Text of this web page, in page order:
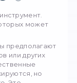
а также
сбору